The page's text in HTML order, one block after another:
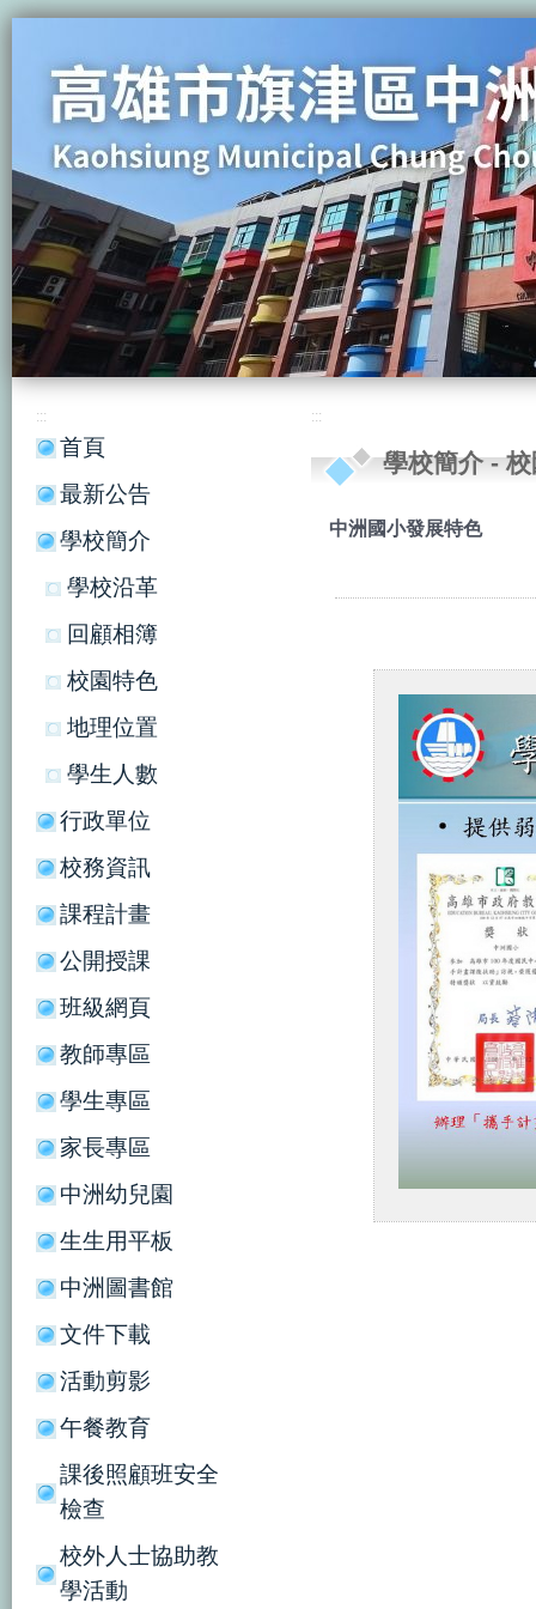
:::
首頁
最新公告
學校簡介
學校沿革
回顧相簿
校園特色
地理位置
學生人數
行政單位
校務資訊
課程計畫
公開授課
班級網頁
教師專區
學生專區
家長專區
中洲幼兒園
生生用平板
中洲圖書館
文件下載
活動剪影
午餐教育
課後照顧班安全
檢查
校外人士協助教
學活動
:::
學校簡介-
中洲國小發展特色